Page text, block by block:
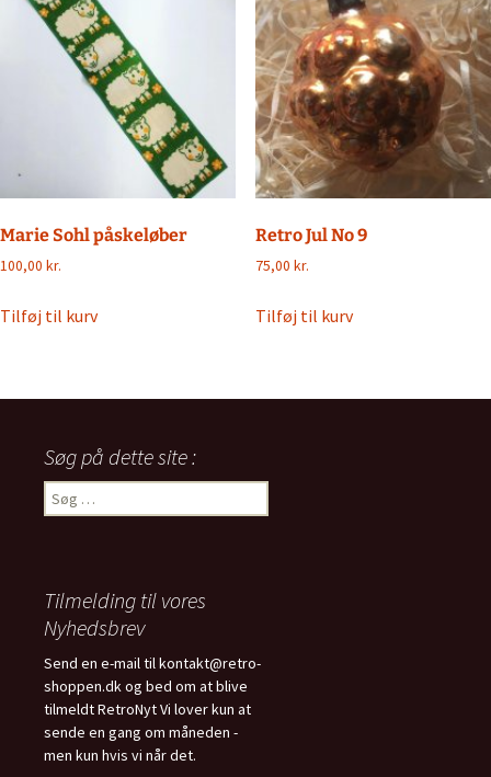
Marie Sohl påskeløber
100,00 kr.
Tilføj til kurv
Retro Jul No 9
75,00 kr.
Tilføj til kurv
Søg på dette site :
Søg
efter:
Tilmelding til vores
Nyhedsbrev
Send en e-mail til kontakt@retro-
shoppen.dk og bed om at blive
tilmeldt RetroNyt Vi lover kun at
sende en gang om måneden -
men kun hvis vi når det.